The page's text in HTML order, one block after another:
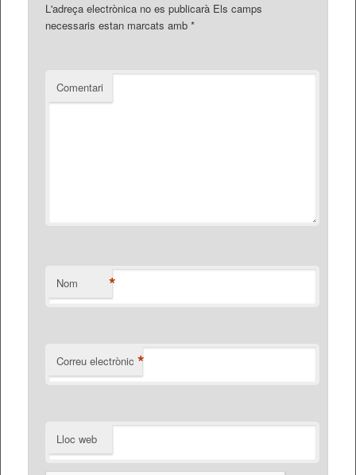
L'adreça electrònica no es publicarà Els camps
necessaris estan marcats amb*
Comentari
Nom *
Correu electrònic *
Lloc web